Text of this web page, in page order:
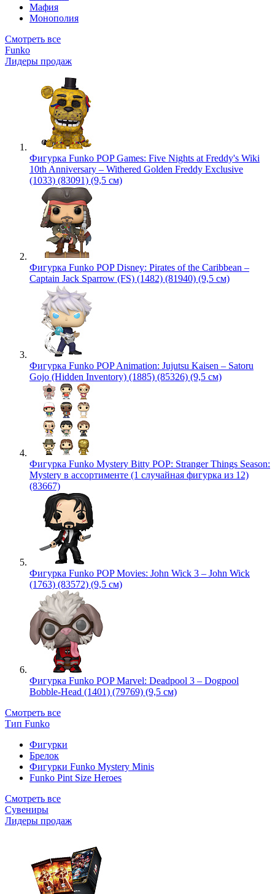
Мафия
Монополия
Смотреть все
Funko
Лидеры продаж
Фигурка Funko POP Games: Five Nights at Freddy's Wiki
10th Anniversary – Withered Golden Freddy Exclusive
(1033) (83091) (9,5 см)
Фигурка Funko POP Disney: Pirates of the Caribbean –
Captain Jack Sparrow (FS) (1482) (81940) (9,5 см)
Фигурка Funko POP Animation: Jujutsu Kaisen – Satoru
Gojo (Hidden Inventory) (1885) (85326) (9,5 см)
Фигурка Funko Mystery Bitty POP: Stranger Things Season:
Mystery в ассортименте (1 случайная фигурка из 12)
(83667)
Фигурка Funko POP Movies: John Wick 3 – John Wick
(1763) (83572) (9,5 см)
Фигурка Funko POP Marvel: Deadpool 3 – Dogpool
Bobble-Head (1401) (79769) (9,5 см)
Смотреть все
Тип Funko
Фигурки
Брелок
Фигурки Funko Mystery Minis
Funko Pint Size Heroes
Смотреть все
Сувениры
Лидеры продаж